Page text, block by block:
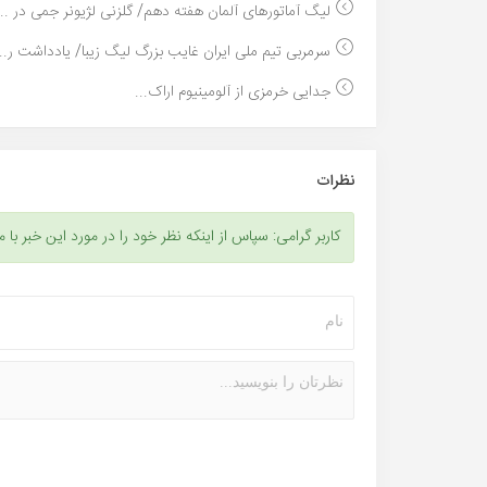
لیگ آماتورهای آلمان هفته دهم/ گلزنی لژیونر جمی در
سرمربی تیم ملی ایران غایب بزرگ لیگ زیبا/ یادداشت
جدایی خرمزی از آلومینیوم اراک...
نظرات
کاربر گرامی: سپاس از اینکه نظر خود را در مورد این خبر